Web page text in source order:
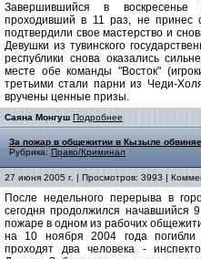
Завершившийся в воскресенье
проходивший в 11 раз, не принес
подтвердили свое мастерство и
Девушки из тувинского
республики снова оказались
месте обе команды "Восток"
третьими стали парни из Чеди-
вручены ценные призы.
Саяна Монгуш Подробнее
За пожар в общежитии в Кызыле
Рубрика: Право/Криминал
27 июня 2005 г. | Просмотров: 3993 |
После недельного перерыва в
сегодня продолжился начавшийся
пожаре в одном из рабочих
на 10 ноября 2004 года
проходят два человека -